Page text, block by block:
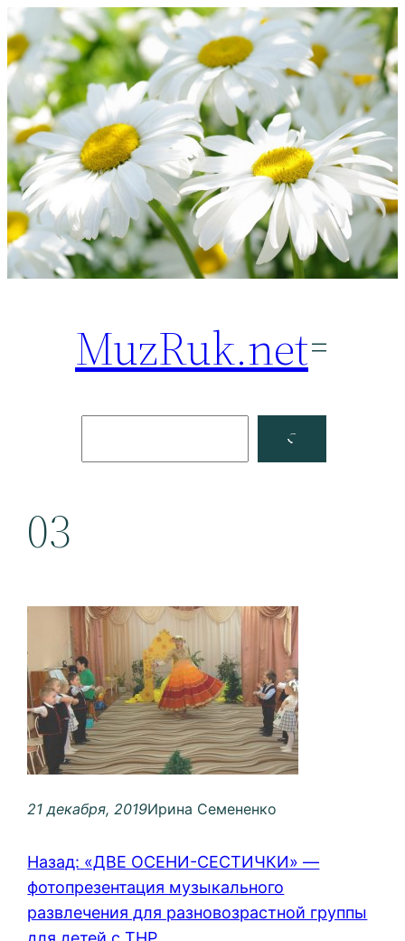
Перейти
к
содержимому
MuzRuk.net
Facebook
03
21 декабря, 2019Ирина Семененко
Назад: «ДВЕ ОСЕНИ-СЕСТИЧКИ» —
фотопрезентация музыкального
развлечения для разновозрастной группы